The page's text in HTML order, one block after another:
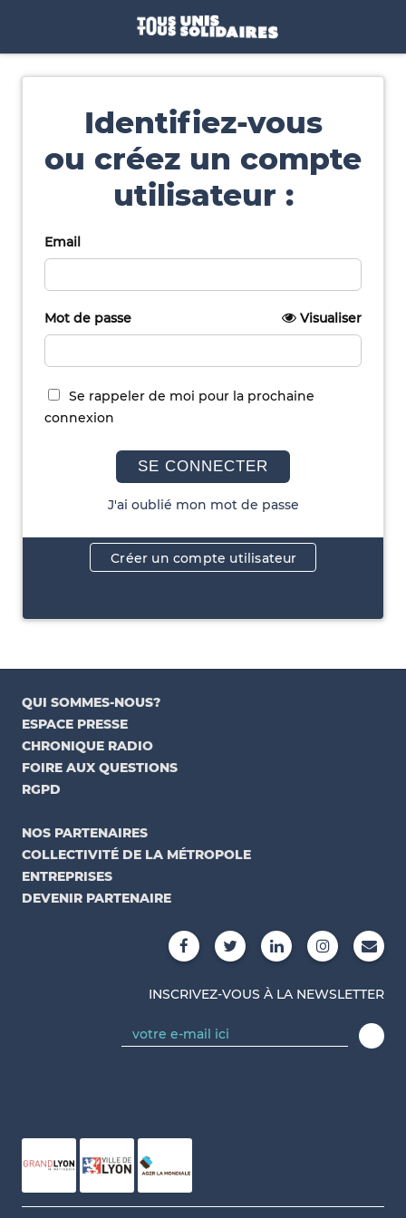
Identifiez-vous
ou créez un compte
utilisateur :
Email
Mot de passe Visualiser
Se rappeler de moi pour la prochaine
connexion
SE CONNECTER
J'ai oublié mon mot de passe
Créer un compte utilisateur
QUI SOMMES-NOUS?
ESPACE PRESSE
CHRONIQUE RADIO
FOIRE AUX QUESTIONS
RGPD
NOS PARTENAIRES
COLLECTIVITÉ DE LA MÉTROPOLE
ENTREPRISES
DEVENIR PARTENAIRE
INSCRIVEZ-VOUS À LA NEWSLETTER